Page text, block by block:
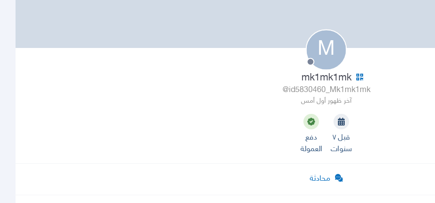
M
mk1mk1mk
@id5830460_Mk1mk1mk
آخر ظهور أول أمس
قبل ٧
سنوات
دفع
العمولة
محادثة